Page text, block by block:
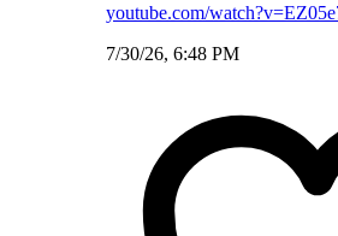
youtube.com/
7/30/26, 6:48 PM